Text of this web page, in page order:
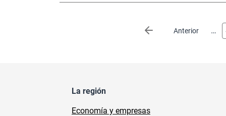
Anterior
Página anterior …
La región
Economía y empresas